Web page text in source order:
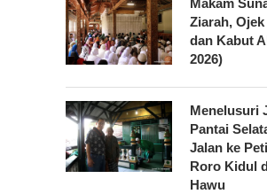
Makam
Ziarah,
dan Kabut
2026)
Menelusuri
Pantai
Jalan ke
Roro Kidul
Hawu